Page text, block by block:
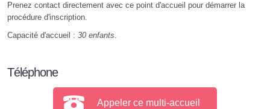
Prenez contact directement avec ce point d'accueil pour démarrer la
procédure d'inscription.
Capacité d'accueil : 30 enfants.
Téléphone
Appeler ce multi-accueil